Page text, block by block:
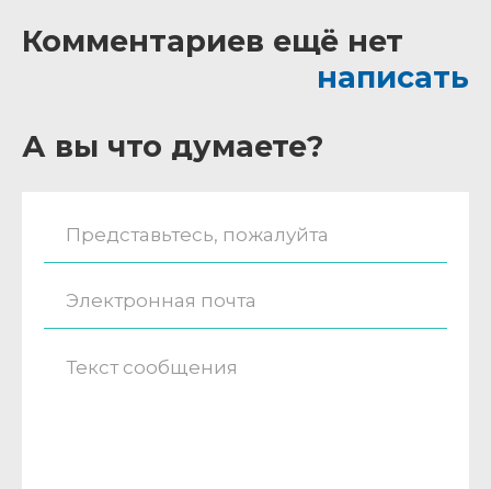
Комментариев ещё нет
написать
А вы что думаете?